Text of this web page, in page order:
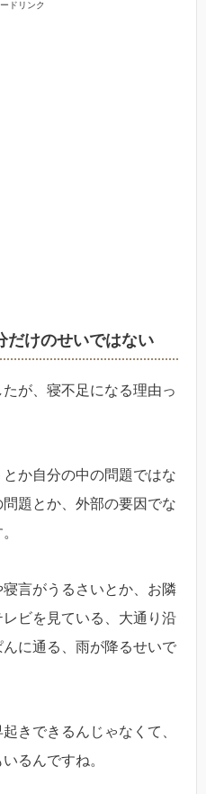
ドリンク
だけのせいではない
が、寝不足になる理由っ
か自分の中の問題ではな
題とか、外部の要因でな
言がうるさいとか、お隣
ビを見ている、大通り沿
に通る、雨が降るせいで
きできるんじゃなくて、
るんですね。